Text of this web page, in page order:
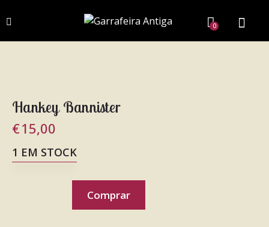
0
Hankey Bannister
€15,00
1 EM STOCK
Comprar